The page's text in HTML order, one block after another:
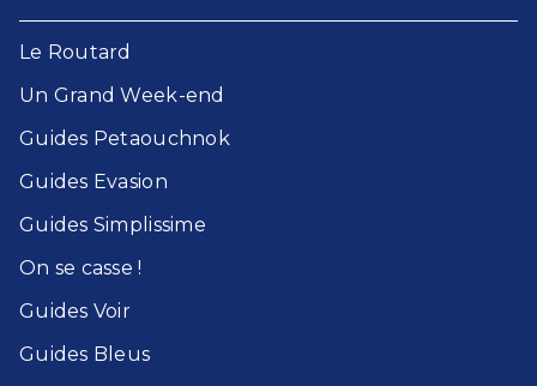
Le Routard​
Un Grand Week-end​
Guides Petaouchnok​
Guides Evasion​
Guides Simplissime​
On se casse !​
Guides Voir​
Guides Bleu​s